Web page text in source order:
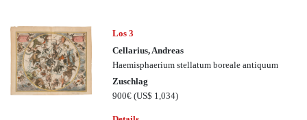
Los 3
Cellarius, Andreas
Haemisphaerium stellatum boreale antiquum
Zuschlag
900€(US$ 1,034)